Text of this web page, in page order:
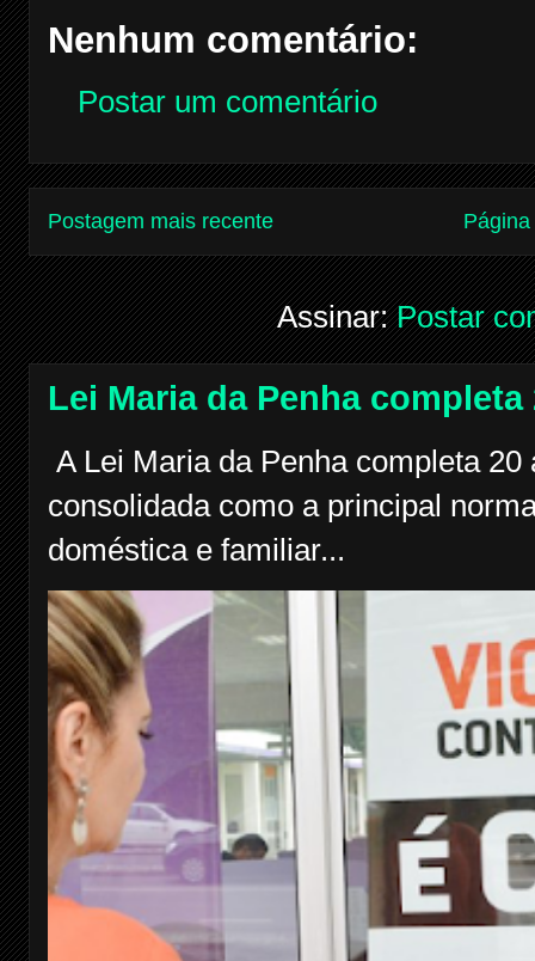
Nenhum comentário:
Postar um comentário
Postagem mais recente
Assinar:Postar
Lei Maria da Penha completa
A Lei Maria da Penha completa
consolidada como a principal
doméstica e familiar...